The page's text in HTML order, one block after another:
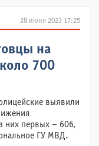
28 июня 2023 17:25
на
700
выявили
них первых – 606,
ГУ МВД.